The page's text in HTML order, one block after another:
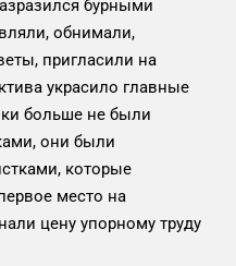
бурными
обнимали,
пригласили на
украсило главные
больше не были
они были
которые
место на
цену упорному труду